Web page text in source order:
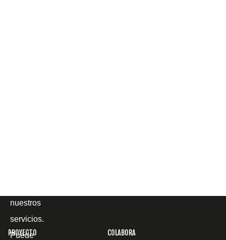
PROYECTO COLABORA
nuestros
servicios.
Puede